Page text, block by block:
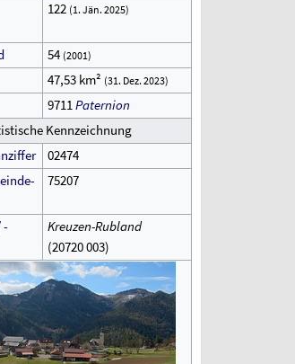
122 (1. Jän. 2025)
54 (2001)
47,53 km² (31. Dez. 2023)
9711Paternion
Kennzeichnung
02474
75207
-
Kreuzen-Rubland
(20720003)